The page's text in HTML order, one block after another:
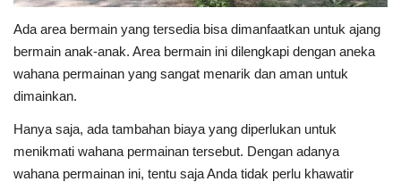
Ada area bermain yang tersedia bisa dimanfaatkan untuk ajang
bermain anak-anak. Area bermain ini dilengkapi dengan aneka
wahana permainan yang sangat menarik dan aman untuk
dimainkan.
Hanya saja, ada tambahan biaya yang diperlukan untuk
menikmati wahana permainan tersebut. Dengan adanya
wahana permainan ini, tentu saja Anda tidak perlu khawatir